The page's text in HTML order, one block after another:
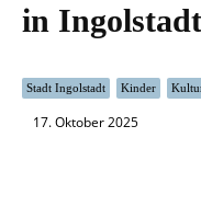
in Ingolstadt
Stadt Ingolstadt Kinder
17. Oktober 2025